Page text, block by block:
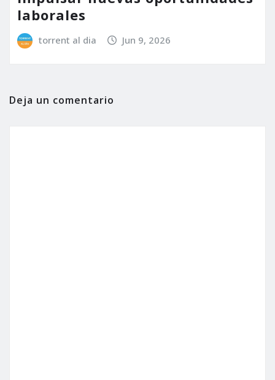
laborales
torrent al dia Jun 9, 2026
Deja un comentario